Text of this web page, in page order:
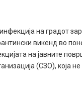
на градот
викенд во
на јавните
(СЗО), која